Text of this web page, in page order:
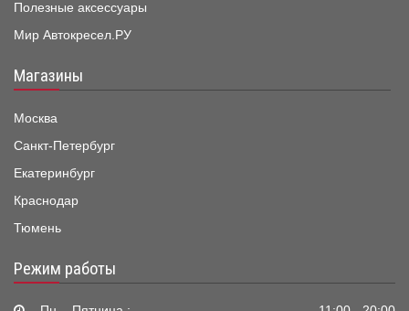
Полезные аксессуары
Мир Автокресел.РУ
Магазины
Москва
Санкт-Петербург
Екатеринбург
Краснодар
Тюмень
Режим работы